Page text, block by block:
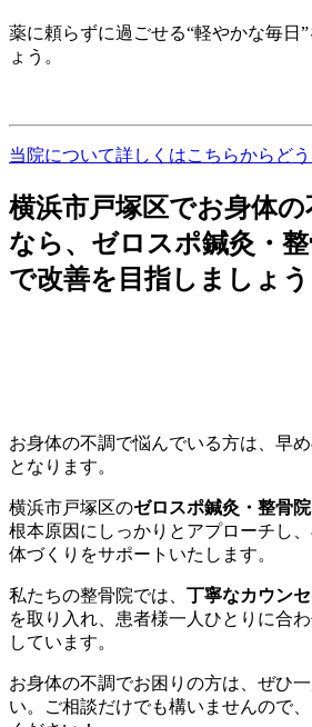
薬に頼らずに過ごせる“軽やかな毎日
ょう。
当院について詳しくはこちらからど
横浜市戸塚区でお身体
なら、ゼロスポ鍼灸・整
で改善を目指しましょう
お身体の不調で悩んでいる方は、早
となります。
横浜市戸塚区のゼロスポ鍼灸・整骨院
根本原因にしっかりとアプローチし
体づくりをサポートいたします。
私たちの整骨院では、 丁寧なカウン
を取り入れ、患者様一人ひとりに合
しています。
お身体の不調でお困りの方は、ぜひ
い。ご相談だけでも構いませんので